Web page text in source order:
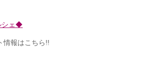
シェ◆
情報はこちら!!